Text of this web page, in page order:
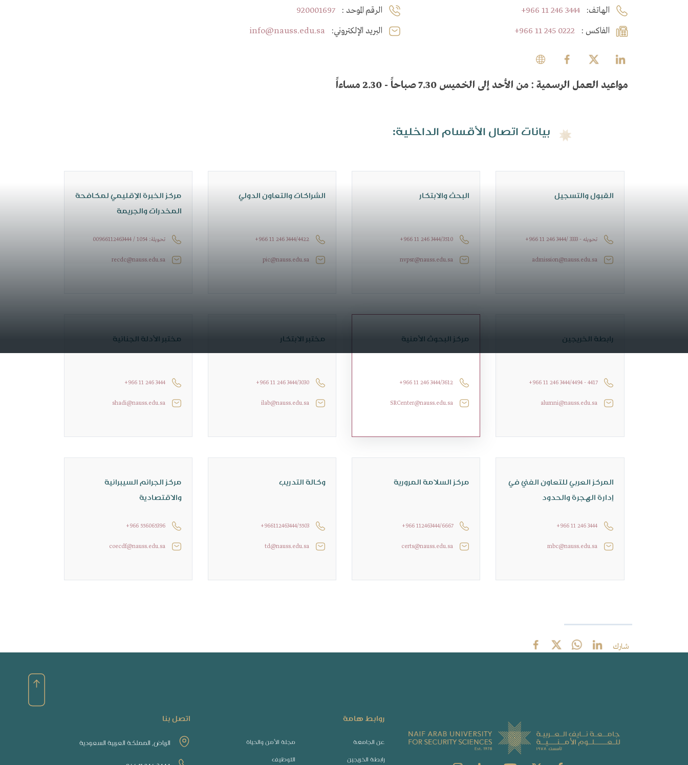
:الهاتف +966 11 246 3444 : الرقم الموحد
920001697
: الفاكس
+966 11 245 0222 :البريد الإلكتروني info@nauss.edu.sa
مواعيد العمل الرسمية : من الأحد إلى الخميس 7.30 صباحاً - 2.30 مساءاً
:بيانات اتصال الأقسام الداخلية
القبول والتسجيل
+966 11 246 3444/ 3333 - تحويله
admission@nauss.edu.sa
البحث والابتكار
+966 11 246 3444/3510
nvpsr@nauss.edu.sa
الشراكات والتعاون الدولي
+966 11 246 3444/4422
pic@nauss.edu.sa
​مركز الخبرة الإقليمي لمكافحة
المخدرات والجريمة
00966112463444 / تحويلة: 1054
recdc@nauss.edu.sa
رابطة الخريجين
+966 11 246 3444/4494 - 4417
alumni@nauss.edu.sa
مركز البحوث الأمنية
+966 11 246 3444/3612
SRCenter@nauss.edu.sa
مختبر الابتكار
+966 11 246 3444/3030
ilab@nauss.edu.sa
مختبر الأدلة الجنائية
+966 11 246 3444
shadi@nauss.edu.sa
المركز العربي للتعاون الفني في
إدارة الهجرة والحدود
+966 11 246 3444
mbc@nauss.edu.sa
مركز السلامة المرورية
+966 112463444/6667
certs@nauss.edu.sa
وكالة التدريب
+966112463444/5503
td@nauss.edu.sa
مركز الجرائم السيبرانية
والاقتصادية
+966 556065396
coecdf@nauss.edu.sa
شارك
روابط هامة
عن الجامعة مجلة الأمن والحياة
رابطة الخريجين التوظيف
اتصل بنا
الرياض, المملكة العربية السعودية